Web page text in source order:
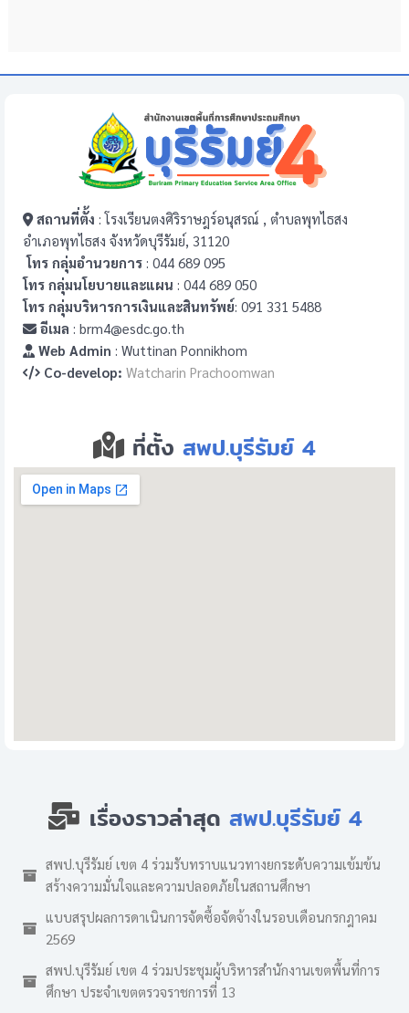
สถานที่ตั้ง : โรงเรียนตงศิริราษฎร์อนุสรณ์ , ตำบลพุทไธสง
อำเภอพุทไธสง จังหวัดบุรีรัมย์, 31120
โทร กลุ่มอำนวยการ : 044 689 095
โทร กลุ่มนโยบายและแผน : 044 689 050
โทร กลุ่มบริหารการเงินและสินทรัพย์: 091 331 5488
อีเมล : brm4@esdc.go.th
Web Admin : Wuttinan Ponnikhom
Co-develop: Watcharin Prachoomwan
ที่ตั้ง สพป.บุรีรัมย์ 4
เรื่องราวล่าสุด สพป.บุรีรัมย์ 4
สพป.บุรีรัมย์ เขต 4 ร่วมรับทราบแนวทางยกระดับความเข้มข้น
สร้างความมั่นใจและความปลอดภัยในสถานศึกษา
แบบสรุปผลการดาเนินการจัดซื้อจัดจ้างในรอบเดือนกรกฎาคม
2569
สพป.บุรีรัมย์ เขต 4 ร่วมประชุมผู้บริหารสำนักงานเขตพื้นที่การ
ศึกษา ประจำเขตตรวจราชการที่ 13